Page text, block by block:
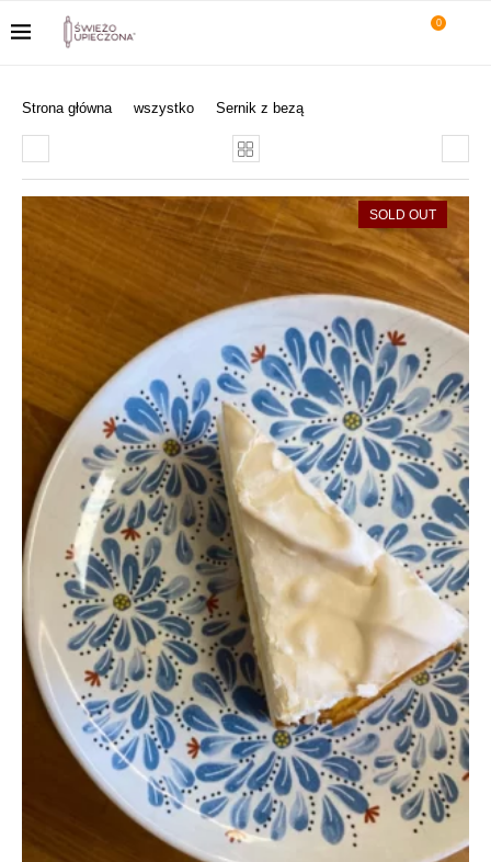
0
Strona główna wszystko Sernik z bezą
SOLD OUT